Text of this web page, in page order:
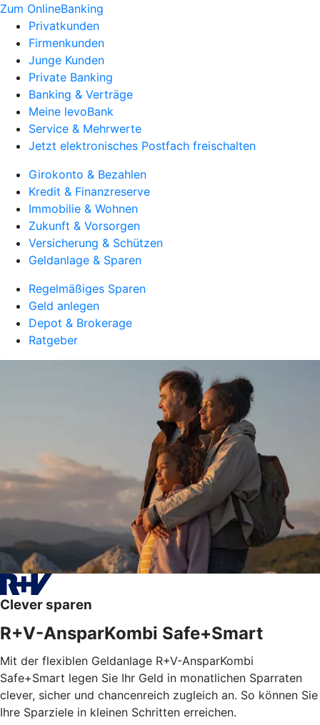
Zum OnlineBanking
Privatkunden
Firmenkunden
Junge Kunden
Private Banking
Banking & Verträge
Meine levoBank
Service & Mehrwerte
Jetzt elektronisches Postfach freischalten
Girokonto & Bezahlen
Kredit & Finanzreserve
Immobilie & Wohnen
Zukunft & Vorsorgen
Versicherung & Schützen
Geldanlage & Sparen
Regelmäßiges Sparen
Geld anlegen
Depot & Brokerage
Ratgeber
Clever sparen
R+V-AnsparKombi Safe+Smart
Mit der flexiblen Geldanlage R+V-AnsparKombi
Safe+Smart legen Sie Ihr Geld in monatlichen Sparraten
clever, sicher und chancenreich zugleich an. So können Sie
Ihre Sparziele in kleinen Schritten erreichen.